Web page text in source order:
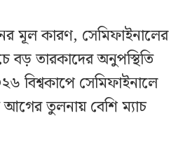
মূল কারণ, সেমিফাইনালের
বড় তারকাদের অনুপস্থিতি
বিশ্বকাপে সেমিফাইনালে
তুলনায় বেশি ম্যাচ